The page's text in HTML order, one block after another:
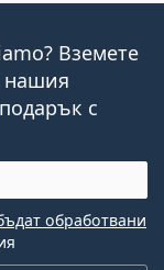
Вземете
нашия
с
обработвани